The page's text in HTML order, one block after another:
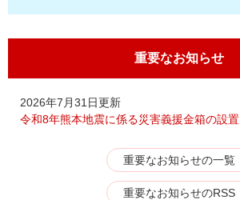
重要なお知らせ
2026年7月31日更新
令和8年熊本地震に係る災害義援金箱の設置
重要なお知らせの一覧
重要なお知らせのRSS